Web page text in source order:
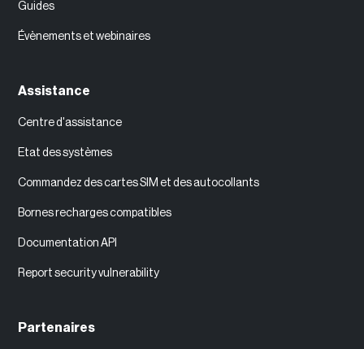
Guides
Évènements et webinaires
Assistance
Centre d'assistance
Etat des systèmes
Commandez des cartes SIM et des autocollants
Bornes recharges compatibles
Documentation API
Report security vulnerability
Partenaires